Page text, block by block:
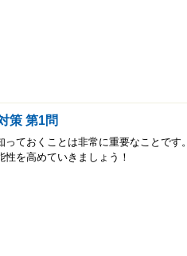
策 第1問
ておくことは非常に重要なことです。
を高めていきましょう！